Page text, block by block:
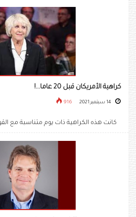
كراهية الأمريكان قبل 20 عاما...!
916
كانت هذه الكراهية ذات يوم متناسبة مع